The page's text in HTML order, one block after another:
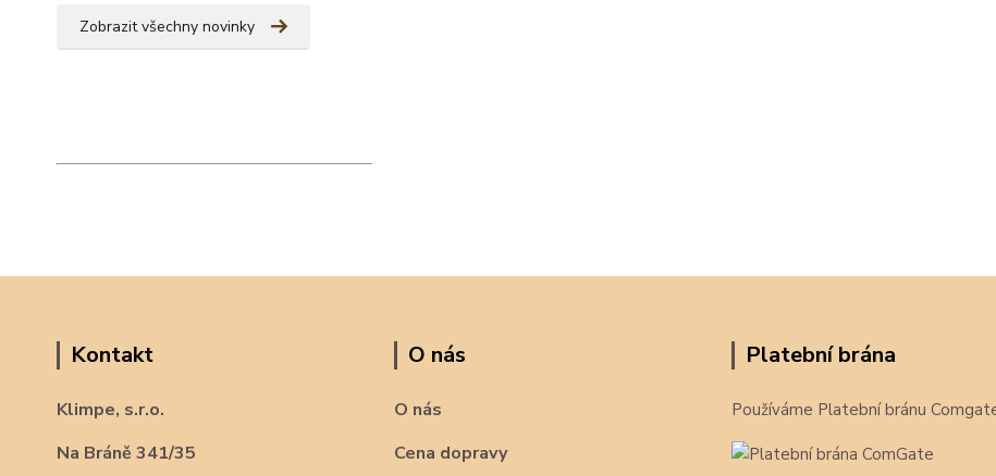
Zobrazit všechny novinky
Kontakt
Klimpe, s.r.o.
Na Bráně 341/35
O nás
O nás
Cena dopravy
Platební brána
Používáme Platební bránu